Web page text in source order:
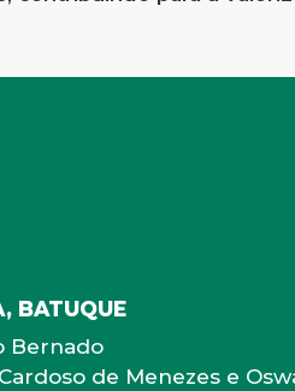
BATUQUE
Bernado
de Menezes e